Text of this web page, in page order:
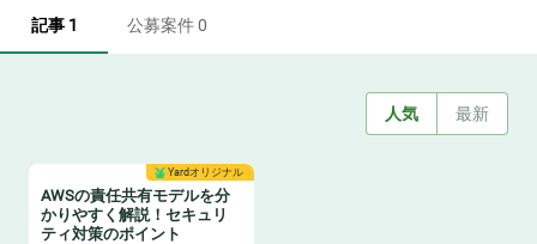
記事 1 公募案件 0
人気 最新
Yardオリジナル
AWSの責任共有モデルを分
かりやすく解説！セキュリ
ティ対策のポイント